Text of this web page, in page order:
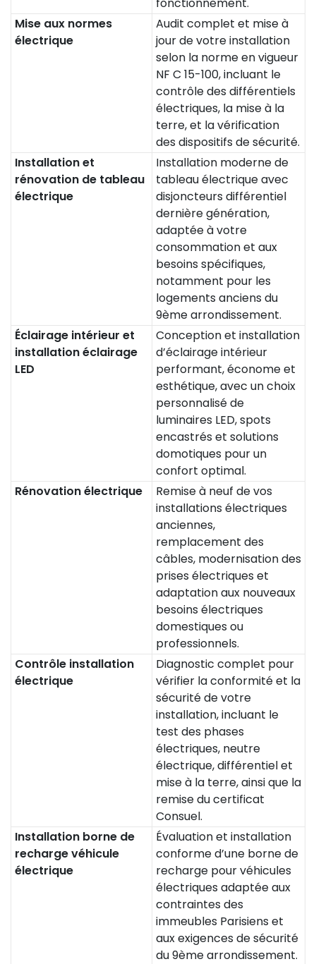
Mise aux normes
électrique
Audit complet et mise à
jour de votre installation
selon la norme en vigueur
NF C 15-100, incluant le
contrôle des différentiels
électriques, la mise à la
terre, et la vérification
des dispositifs de sécurité.
Installation et
rénovation de tableau
électrique
Installation moderne de
tableau électrique avec
disjoncteurs différentiel
dernière génération,
adaptée à votre
consommation et aux
besoins spécifiques,
notamment pour les
logements anciens du
9ème arrondissement.
Éclairage intérieur et
installation éclairage
LED
Conception et installation
d’éclairage intérieur
performant, économe et
esthétique, avec un choix
personnalisé de
luminaires LED, spots
encastrés et solutions
domotiques pour un
confort optimal.
Rénovation électrique
Remise à neuf de vos
installations électriques
anciennes,
remplacement des
câbles, modernisation des
prises électriques et
adaptation aux nouveaux
besoins électriques
domestiques ou
professionnels.
Contrôle installation
électrique
Diagnostic complet pour
vérifier la conformité et la
sécurité de votre
installation, incluant le
test des phases
électriques, neutre
électrique, différentiel et
mise à la terre, ainsi que la
remise du certificat
Consuel.
Installation borne de
recharge véhicule
électrique
Évaluation et installation
conforme d’une borne de
recharge pour véhicules
électriques adaptée aux
contraintes des
immeubles Parisiens et
aux exigences de sécurité
du 9ème arrondissement.